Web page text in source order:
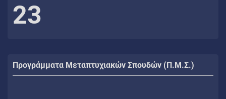
23
Προγράμματα Μεταπτυχιακών Σπουδών (Π.Μ.Σ.)